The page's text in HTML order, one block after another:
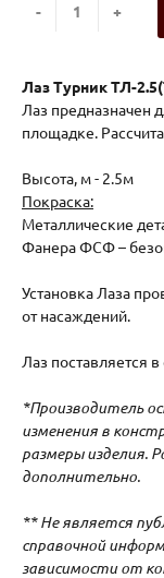
- +
Лаз Турник ТЛ-
Лаз предназначен
площадке.
Высота, м - 2.5м
Покраска:
Металлические
Фанера ФСФ –
Установка Лаза
от насаждений.
Лаз поставляется в
*Производитель
изменения в
размеры изделия.
дополнительно.
** Не является
справочной
зависимости от